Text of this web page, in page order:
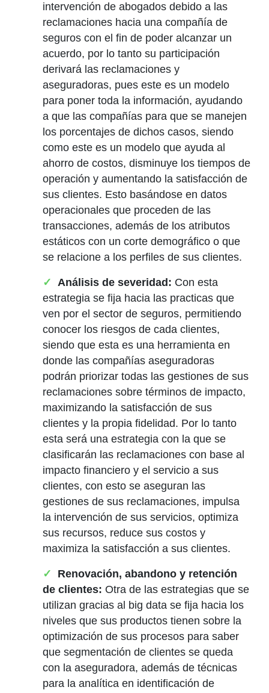
intervención de abogados debido a las
reclamaciones hacia una compañía de
seguros con el fin de poder alcanzar un
acuerdo, por lo tanto su participación
derivará las reclamaciones y
aseguradoras, pues este es un modelo
para poner toda la información, ayudando
a que las compañías para que se manejen
los porcentajes de dichos casos, siendo
como este es un modelo que ayuda al
ahorro de costos, disminuye los tiempos de
operación y aumentando la satisfacción de
sus clientes. Esto basándose en datos
operacionales que proceden de las
transacciones, además de los atributos
estáticos con un corte demográfico o que
se relacione a los perfiles de sus clientes.
Análisis de severidad: Con esta
estrategia se fija hacia las practicas que
ven por el sector de seguros, permitiendo
conocer los riesgos de cada clientes,
siendo que esta es una herramienta en
donde las compañías aseguradoras
podrán priorizar todas las gestiones de sus
reclamaciones sobre términos de impacto,
maximizando la satisfacción de sus
clientes y la propia fidelidad. Por lo tanto
esta será una estrategia con la que se
clasificarán las reclamaciones con base al
impacto financiero y el servicio a sus
clientes, con esto se aseguran las
gestiones de sus reclamaciones, impulsa
la intervención de sus servicios, optimiza
sus recursos, reduce sus costos y
maximiza la satisfacción a sus clientes.
Renovación, abandono y retención
de clientes: Otra de las estrategias que se
utilizan gracias al big data se fija hacia los
niveles que sus productos tienen sobre la
optimización de sus procesos para saber
que segmentación de clientes se queda
con la aseguradora, además de técnicas
para la analítica en identificación de